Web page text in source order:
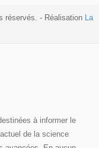
réservés. - Réalisation La
à informer le
de la science